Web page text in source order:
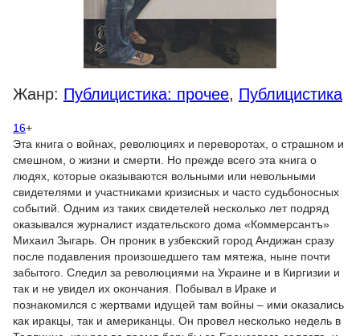
Жанр: Публицистика: прочее, Публицистика
16+
Эта книга о войнах, революциях и переворотах, о страшном и
смешном, о жизни и смерти. Но прежде всего эта книга о
людях, которые оказываются вольными или невольными
свидетелями и участниками кризисных и часто судьбоносных
событий. Одним из таких свидетелей несколько лет подряд
оказывался журналист издательского дома «Коммерсантъ»
Михаил Зыгарь. Он проник в узбекский город Андижан сразу
после подавления произошедшего там мятежа, ныне почти
забытого. Следил за революциями на Украине и в Киргизии и
так и не увидел их окончания. Побывал в Ираке и
познакомился с жертвами идущей там войны – ими оказались
как иракцы, так и американцы. Он провел несколько недель в